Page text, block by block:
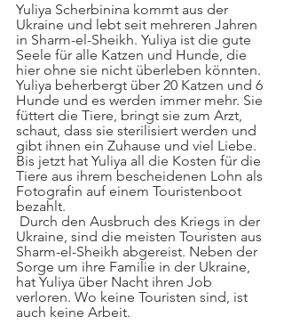
Yuliya Scherbinina kommt aus der
Ukraine und lebt seit mehreren Jahren
in Sharm-el-Sheikh. Yuliya ist die gute
Seele für alle Katzen und Hunde, die
hier ohne sie nicht überleben könnten.
Yuliya beherbergt über 20 Katzen und 6
Hunde und es werden immer mehr. Sie
füttert die Tiere, bringt sie zum Arzt,
schaut, dass sie sterilisiert werden und
gibt ihnen ein Zuhause und viel Liebe.
Bis jetzt hat Yuliya all die Kosten für die
Tiere aus ihrem bescheidenen Lohn als
Fotografin auf einem Touristenboot
bezahlt.
Ukraine, sind die meisten Touristen aus
Sharm-el-Sheikh abgereist. Neben der
Sorge um ihre Familie in der Ukraine,
hat Yuliya über Nacht ihren Job
verloren. Wo keine Touristen sind, ist
auch keine Arbeit.